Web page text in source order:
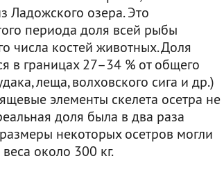
Ладожского озера. Это
периода доля всей рыбы
числа костей животных. Доля
в границах 27–34 % от общего
леща, волховского сига и др.)
элементы скелета осетра не
доля была в два раза
некоторых осетров могли
около 300 кг.